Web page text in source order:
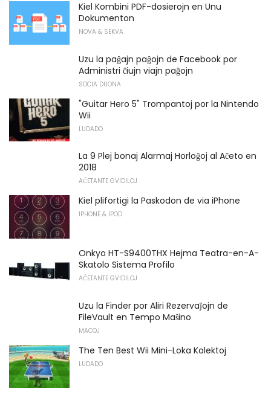
Kiel Kombini PDF-dosierojn en Unu
Dokumenton
NOVA & SEKVA
Uzu la paĝajn paĝojn de Facebook por
Administri ĉiujn viajn paĝojn
SOCIA DUONA
"Guitar Hero 5" Trompantoj por la Nintendo
Wii
LUDADO
La 9 Plej bonaj Alarmaj Horloĝoj al Aĉeto en
2018
AĈETANTE GVIDILOJ
Kiel plifortigi la Paskodon de via iPhone
IPHONE & IPOD
Onkyo HT-S9400THX Hejma Teatra-en-A-
Skatolo Sistema Profilo
AĈETANTE GVIDILOJ
Uzu la Finder por Aliri Rezervaĵojn de
FileVault en Tempo Maŝino
MACOJ
The Ten Best Wii Mini-Loka Kolektoj
LUDADO